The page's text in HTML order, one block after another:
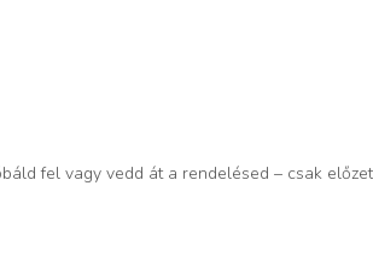
fel vagy vedd át a rendelésed – csak